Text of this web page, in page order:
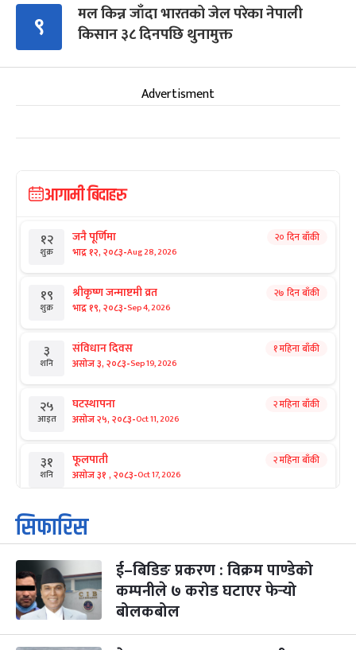
९
मल किन्न जाँदा भारतको जेल परेका नेपाली
किसान ३८ दिनपछि थुनामुक्त
Advertisment
आगामी बिदाहरु
१२
शुक्र
जनै पूर्णिमा
भाद्र १२, २०८३-Aug 28, 2026
२० दिन बाँकी
१९
शुक्र
श्रीकृष्ण जन्माष्टमी व्रत
भाद्र १९, २०८३-Sep 4, 2026
२७ दिन बाँकी
३
शनि
संविधान दिवस
असोज ३, २०८३-Sep 19, 2026
१ महिना बाँकी
२५
आइत
घटस्थापना
असोज २५, २०८३-Oct 11, 2026
२ महिना बाँकी
३१
शनि
फूलपाती
असोज ३१ , २०८३-Oct 17, 2026
२ महिना बाँकी
१
आइत
कार्तिक सङ्क्रान्ति
कार्तिक १, २०८३
३
मंगल
महानवमी
कार्तिक ३, २०८३-Oct 20, 2026
२ महिना बाँकी
४
सिफारिस
ई–बिडिङ प्रकरण : विक्रम पाण्डेको
कम्पनीले ७ करोड घटाएर फेर्‍यो
बोलकबोल